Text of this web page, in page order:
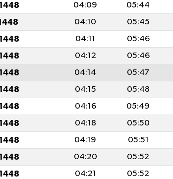
04:09 05:44
04:10 05:45
04:11 05:46
04:12 05:46
04:14 05:47
04:15 05:48
04:16 05:49
04:18 05:50
04:19 05:51
04:20 05:52
04:21 05:52